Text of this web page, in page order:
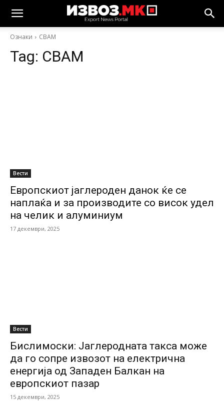
Ознаки CBAM
Tag: CBAM
Вести
Европскиот јаглероден данок ќе се
наплаќа и за производите со висок удел
на челик и алуминиум
17 декември, 2025
Вести
Бислимоски: Јаглеродната такса може
да го сопре извозот на електрична
енергија од Западен Балкан на
европскиот пазар
15 декември, 2025